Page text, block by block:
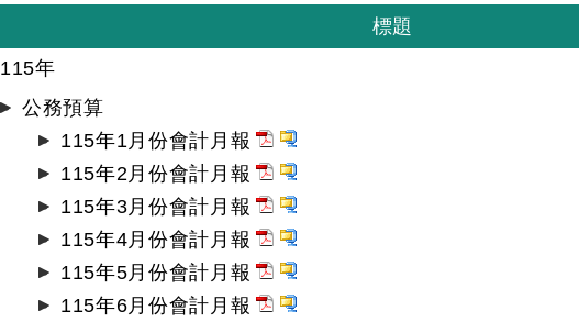
標題
115年
公務預算
115年1月份會計月報
115年2月份會計月報
115年3月份會計月報
115年4月份會計月報
115年5月份會計月報
115年6月份會計月報